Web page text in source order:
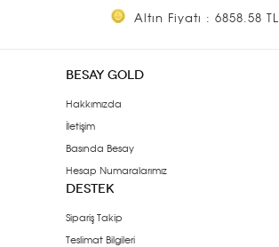
Altın Fiyatı : 6858.58 TL
BESAY GOLD
Hakkımızda
İletişim
Basında Besay
Hesap Numaralarımız
DESTEK
Sipariş Takip
Teslimat Bilgileri